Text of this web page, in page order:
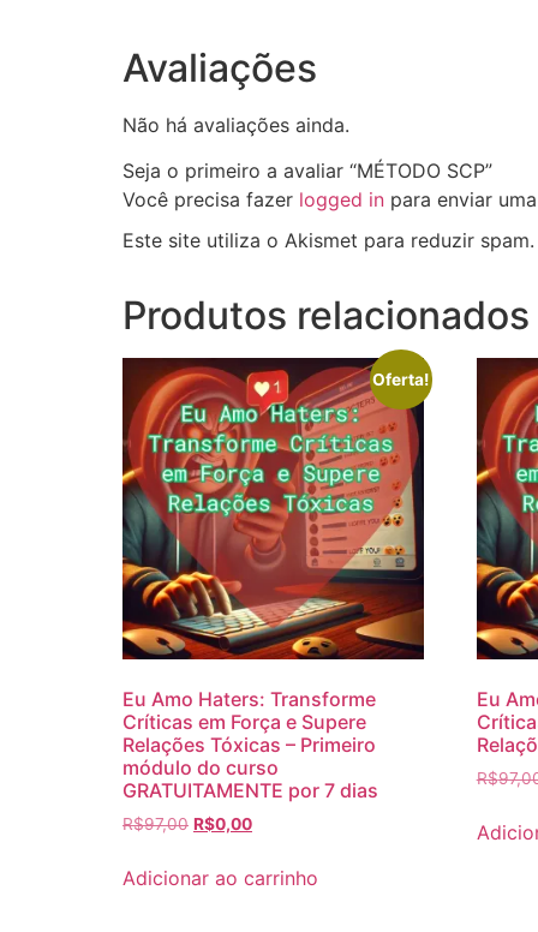
Avaliações
Não há avaliações ainda.
Seja o primeiro a avaliar “MÉTODO SCP”
Você precisa fazer logged in para enviar
Este site utiliza o Akismet para reduzir
Produtos relacionados
Oferta!
Eu Amo Haters: Transforme
Críticas em Força e Supere
Relações Tóxicas – Primeiro
módulo do curso
GRATUITAMENTE por 7 dias
R$97,00 R$0,00
Adicionar ao carrinho
Eu
R$